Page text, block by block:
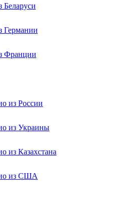
Беларуси
Германии
Франции
из России
из Украины
из Казахстана
из США